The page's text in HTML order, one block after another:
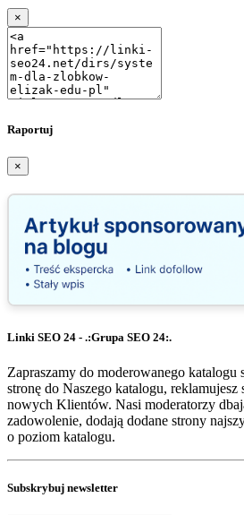
×
Raportuj
×
Linki SEO 24 - .:Grupa SEO 24:.
Zapraszamy do moderowanego katalogu
stronę do Naszego katalogu,
nowych Klientów. Nasi moderatorzy
zadowolenie, dodają dodane strony
o poziom katalogu.
Subskrybuj newsletter